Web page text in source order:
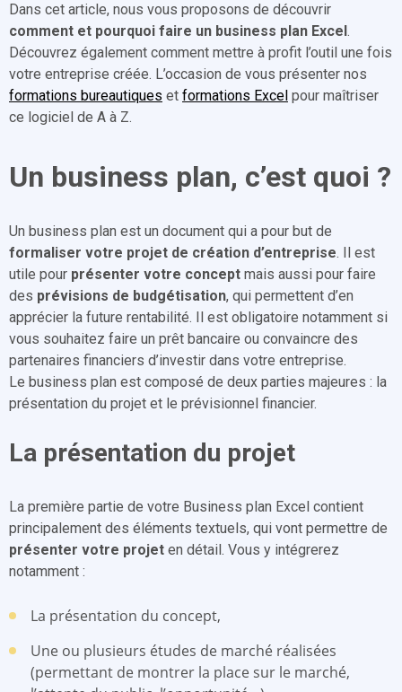
Dans cet article, nous vous proposons de découvrir
comment et pourquoi faire un business plan Excel .
Découvrez également comment mettre à profit l’outil une fois
votre entreprise créée. L’occasion de vous présenter nos
formations bureautiques et formations Excel pour maîtriser
ce logiciel de A à Z.
Un business plan, c’est quoi ?
Un business plan est un document qui a pour but de
formaliser votre projet de création d’entreprise. Il est
utile pour présenter votre concept mais aussi pour faire
des prévisions de budgétisation, qui permettent d’en
apprécier la future rentabilité. Il est obligatoire notamment si
vous souhaitez faire un prêt bancaire ou convaincre des
partenaires financiers d’investir dans votre entreprise.
Le business plan est composé de deux parties majeures : la
présentation du projet et le prévisionnel financier.
La présentation du projet
La première partie de votre Business plan Excel contient
principalement des éléments textuels, qui vont permettre de
présenter votre projet en détail. Vous y intégrerez
notamment :
La présentation du concept,
Une ou plusieurs études de marché réalisées
(permettant de montrer la place sur le marché,